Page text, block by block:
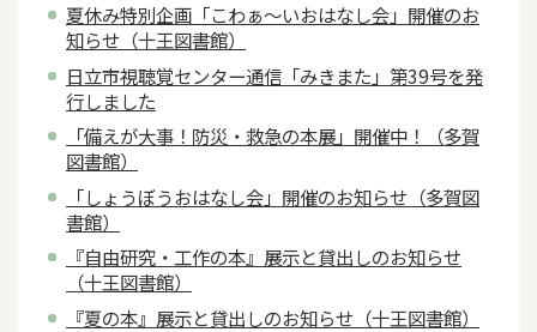
夏休み特別企画「こわぁ～いおはなし会」開催のお
知らせ（十王図書館）
日立市視聴覚センター通信「みきまた」第39号を発
行しました
「備えが大事！防災・救急の本展」開催中！（多賀
図書館）
「しょうぼうおはなし会」開催のお知らせ（多賀図
書館）
『自由研究・工作の本』展示と貸出しのお知らせ
（十王図書館）
『夏の本』展示と貸出しのお知らせ（十王図書館）